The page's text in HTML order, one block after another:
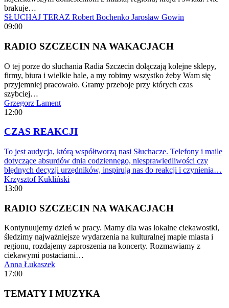
brakuje…
SŁUCHAJ TERAZ Robert Bochenko Jarosław Gowin
09:00
RADIO SZCZECIN NA WAKACJACH
O tej porze do słuchania Radia Szczecin dołączają kolejne sklepy,
firmy, biura i wielkie hale, a my robimy wszystko żeby Wam się
przyjemniej pracowało. Gramy przeboje przy których czas
szybciej…
Grzegorz Lament
12:00
CZAS REAKCJI
To jest audycja, którą współtworzą nasi Słuchacze. Telefony i maile
dotyczące absurdów dnia codziennego, niesprawiedliwości czy
błędnych decyzji urzędników, inspirują nas do reakcji i czynienia…
Krzysztof Kukliński
13:00
RADIO SZCZECIN NA WAKACJACH
Kontynuujemy dzień w pracy. Mamy dla was lokalne ciekawostki,
śledzimy najważniejsze wydarzenia na kulturalnej mapie miasta i
regionu, rozdajemy zaproszenia na koncerty. Rozmawiamy z
ciekawymi postaciami…
Anna Łukaszek
17:00
TEMATY I MUZYKA